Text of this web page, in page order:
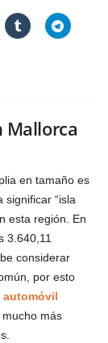
Mallorca
en tamaño es
significar “isla
esta región. En
3.640,11
considerar
por esto
automóvil
más